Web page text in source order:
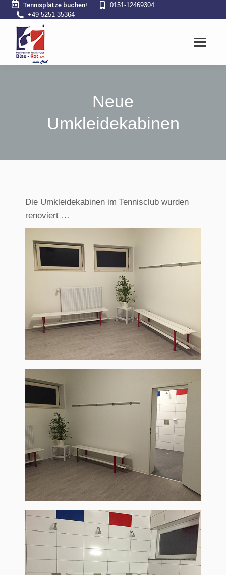
Tennisplätze buchen!
0151-12469304
+49 5251 35364
Neue
Umkleidekabinen
Die Umkleidekabinen im Tennisclub wurden
renoviert …